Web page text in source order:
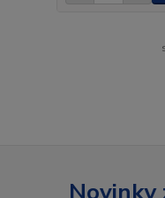
Novinky